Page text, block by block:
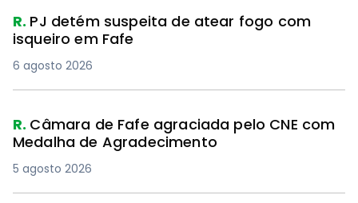
R. PJ detém suspeita de atear fogo com
isqueiro em Fafe
6 agosto 2026
R. Câmara de Fafe agraciada pelo CNE com
Medalha de Agradecimento
5 agosto 2026